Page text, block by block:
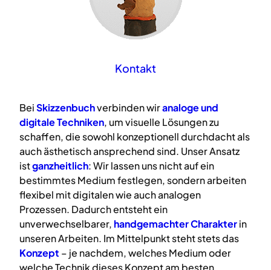
Kontakt
BeiSkizzenbuchverbinden wiranalogeund
digitaleTechniken, um visuelle Lösungen zu
schaffen, die sowohl konzeptionell durchdacht als
auch ästhetisch ansprechend sind. Unser Ansatz
istganzheitlich: Wir lassen uns nicht auf ein
bestimmtes Medium festlegen, sondern arbeiten
flexibel mit digitalen wie auch analogen
Prozessen. Dadurch entsteht ein
unverwechselbarer, handgemachter Charakterin
unseren Arbeiten. Im Mittelpunkt steht stets das
Konzept – je nachdem, welches Medium oder
welche Technik dieses Konzept am besten